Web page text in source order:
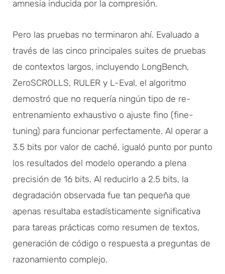
amnesia inducida por la compresión.
Pero las pruebas no terminaron ahí. Evaluado a
través de las cinco principales suites de pruebas
de contextos largos, incluyendo LongBench,
ZeroSCROLLS, RULER y L-Eval, el algoritmo
demostró que no requería ningún tipo de re-
entrenamiento exhaustivo o ajuste fino (fine-
tuning) para funcionar perfectamente. Al operar a
3.5 bits por valor de caché, igualó punto por punto
los resultados del modelo operando a plena
precisión de 16 bits. Al reducirlo a 2.5 bits, la
degradación observada fue tan pequeña que
apenas resultaba estadísticamente significativa
para tareas prácticas como resumen de textos,
generación de código o respuesta a preguntas de
razonamiento complejo.